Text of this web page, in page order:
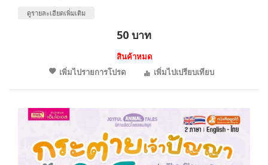
ดูรายละเอียดเพิ่มเติม
50 บาท
สินค้าหมด
เพิ่มไปรายการโปรด
เพิ่มไปเปรียบเทียบ